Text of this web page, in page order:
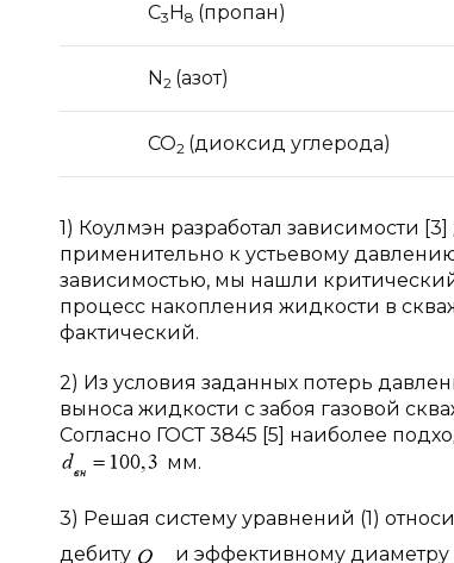
С3Н8 (пропан)
N2 (азот)
СО2 (диоксид углерода)
1) Коулмэн разработал зависимости
применительно к устьевому
зависимостью, мы нашли
процесс накопления жидкости в
фактический.
2) Из условия заданных потерь
выноса жидкости с забоя газовой
Согласно ГОСТ 3845 [5] наиболее
мм.
3) Решая систему уравнений (1)
дебиту
и эффективному диаметру